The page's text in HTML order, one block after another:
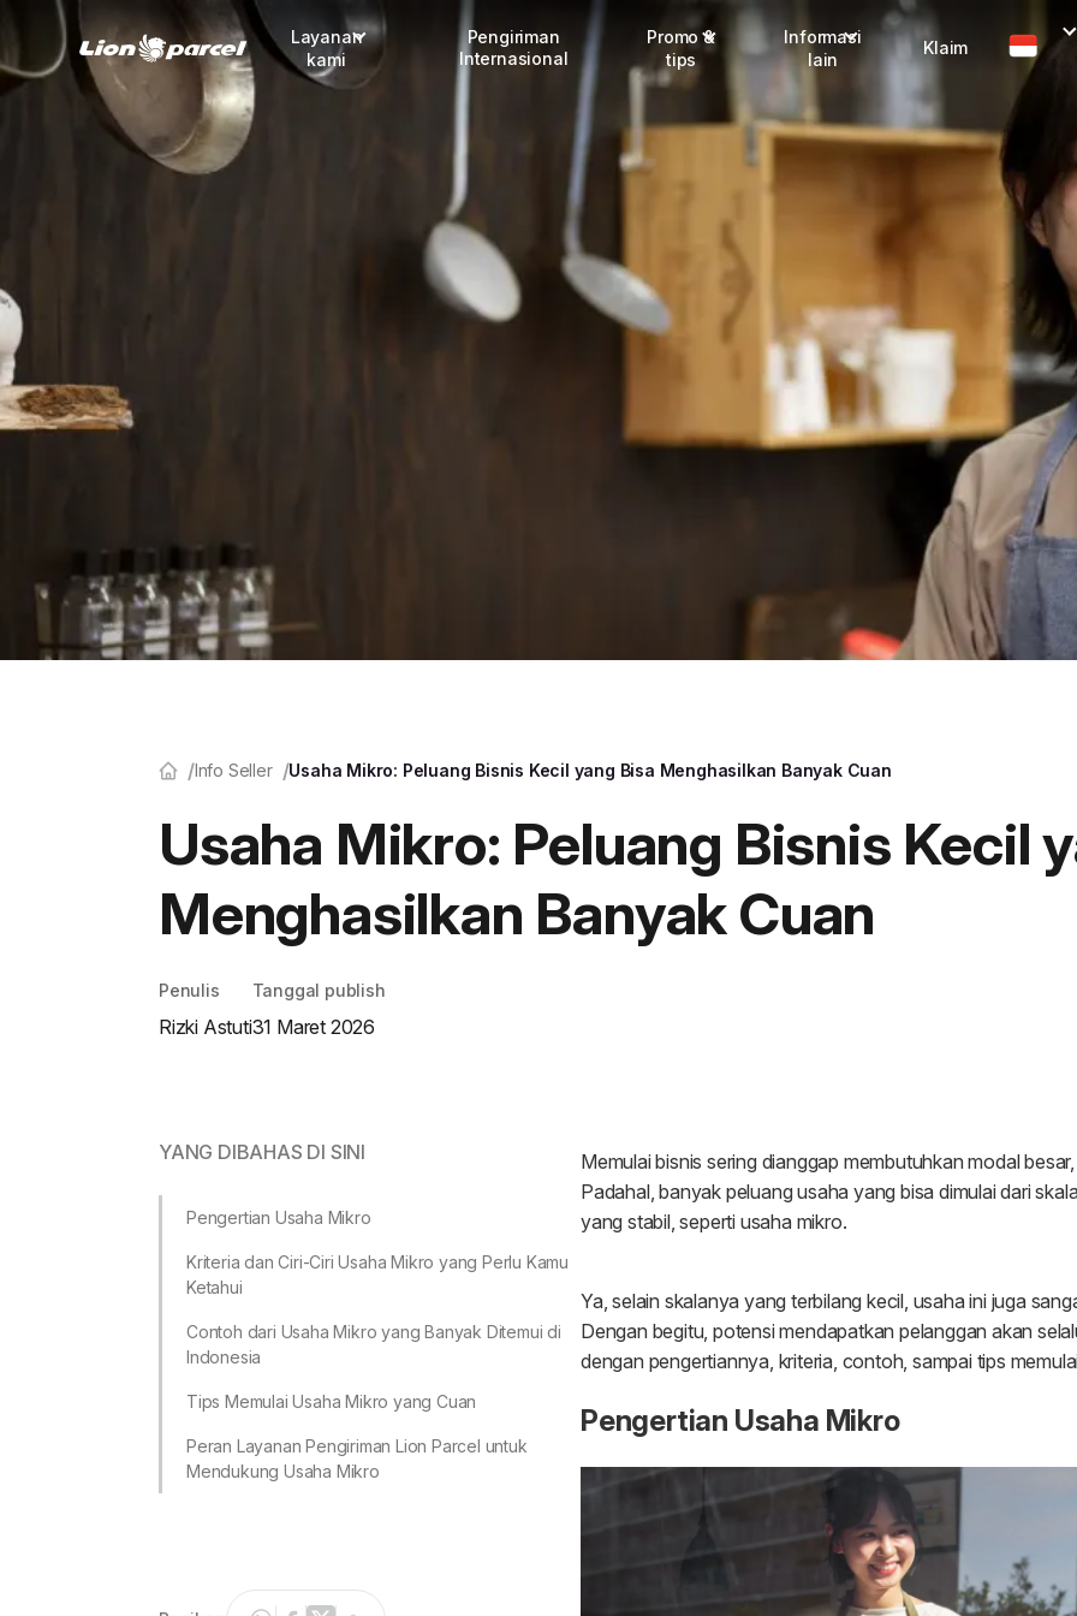
Layanan
kami
Pengiriman
Internasional
Promo &
tips
Promo terbaru
Info seller
Informasi
lain
Dangerous Goods
Tentang kami
Karir
Klaim
Info Seller Usaha Mikro: Peluang Bisnis Kecil yang Bisa Menghasilkan Banyak Cuan
Usaha Mikro: Peluang Bisnis Kecil
Menghasilkan Banyak Cuan
Penulis
Rizki Astuti
Tanggal publish
31 Maret 2026
YANG DIBAHAS DI SINI
Pengertian Usaha Mikro
Kriteria dan Ciri-Ciri Usaha Mikro yang Perlu Kamu
Ketahui
Contoh dari Usaha Mikro yang Banyak Ditemui di
Indonesia
Tips Memulai Usaha Mikro yang Cuan
Peran Layanan Pengiriman Lion Parcel untuk
Mendukung Usaha Mikro